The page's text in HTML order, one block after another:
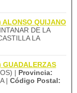
QUIJANO
DE LA
LA
| Provincia:
| Código Postal: